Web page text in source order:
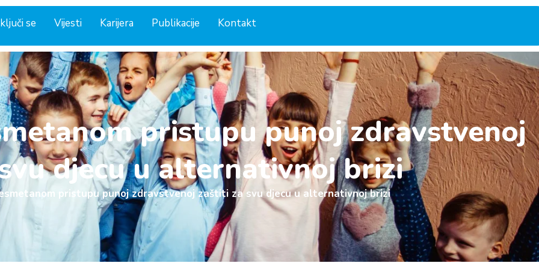
se Vijesti Karijera Publikacije Kontakt
pristupu punoj zdravstvenoj
djecu u alternativnoj brizi
pristupu punoj zdravstvenoj zaštiti za svu djecu u alternativnoj brizi